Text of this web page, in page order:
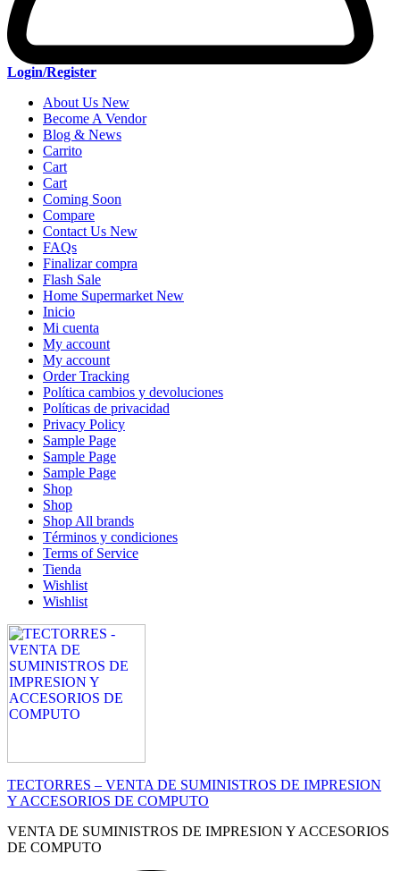
Login/Register
About Us New
Become A Vendor
Blog & News
Carrito
Cart
Cart
Coming Soon
Compare
Contact Us New
FAQs
Finalizar compra
Flash Sale
Home Supermarket New
Inicio
Mi cuenta
My account
My account
Order Tracking
Política cambios y devoluciones
Políticas de privacidad
Privacy Policy
Sample Page
Sample Page
Sample Page
Shop
Shop
Shop All brands
Términos y condiciones
Terms of Service
Tienda
Wishlist
Wishlist
TECTORRES – VENTA DE SUMINISTROS DE IMPRESION
Y ACCESORIOS DE COMPUTO
VENTA DE SUMINISTROS DE IMPRESION Y ACCESORIOS
DE COMPUTO